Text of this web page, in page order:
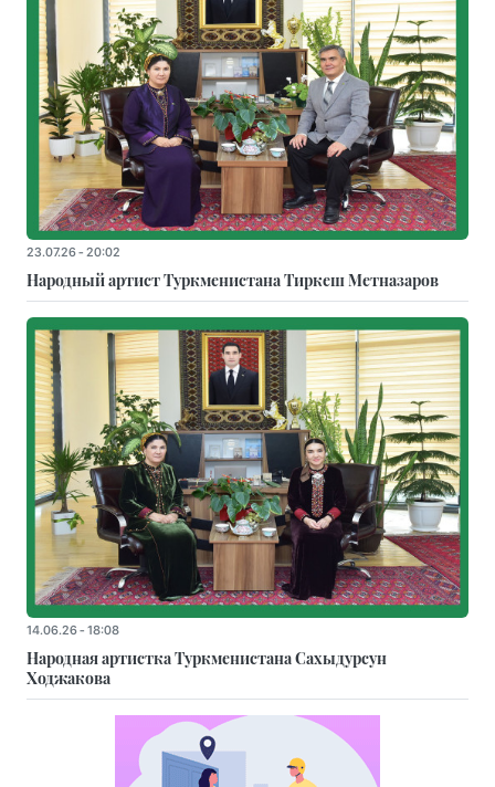
23.07.26 - 20:02
Народный артист Туркменистана Тиркеш Мeтназаров
14.06.26 - 18:08
Народная артистка Туркменистана Сахыдурсун
Ходжакова